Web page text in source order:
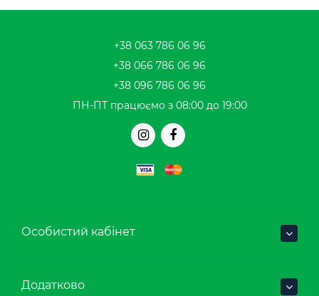
+38 063 786 06 96
+38 066 786 06 96
+38 096 786 06 96
ПН-ПТ працюємо з 08:00 до 19:00
Особистий кабінет
Додатково